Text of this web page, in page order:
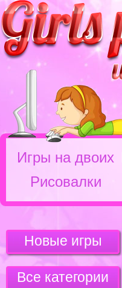
Игры на двоих
Рисовалки
Новые игры
Все категории